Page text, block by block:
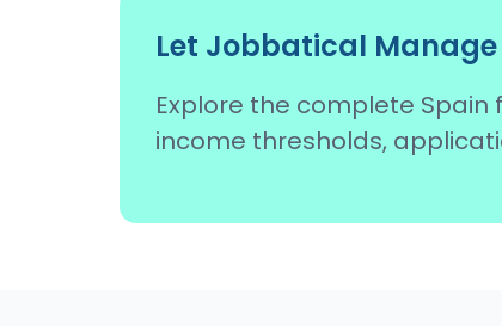
Let Jobbatical
Explore the complete
income thresholds,